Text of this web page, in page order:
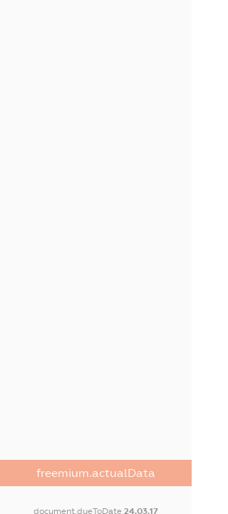
freemium.actualData
document.dueToDate 24.03.17